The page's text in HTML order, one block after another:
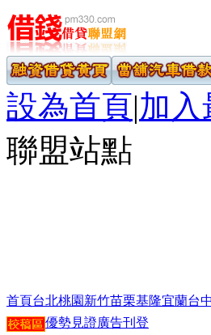
設為首頁|加入
聯盟站點
首頁台北桃園 新竹苗栗基隆宜蘭台中
優勢見證廣告刊登